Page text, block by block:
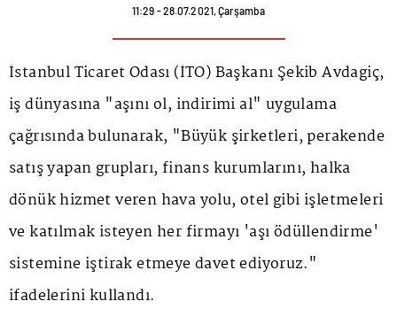
11:29 - 28.07.2021, Çarşamba
İstanbul Ticaret Odası (İTO) Başkanı Şekib Avdagiç,
iş dünyasına "aşını ol, indirimi al" uygulama
çağrısında bulunarak, "Büyük şirketleri, perakende
satış yapan grupları, finans kurumlarını, halka
dönük hizmet veren hava yolu, otel gibi işletmeleri
ve katılmak isteyen her firmayı 'aşı ödüllendirme'
sistemine iştirak etmeye davet ediyoruz."
ifadelerini kullandı.